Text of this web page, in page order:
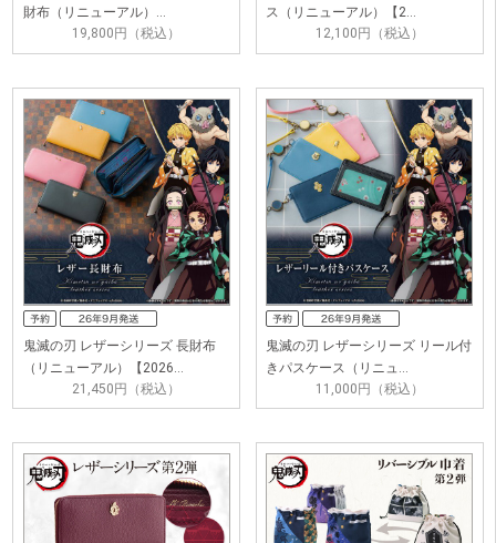
財布（リニューアル）…
19,800円（税込）
ス（リニューアル）【2…
12,100円（税込）
鬼滅の刃 レザーシリーズ 長財布
（リニューアル）【2026…
21,450円（税込）
鬼滅の刃 レザーシリーズ リール付
きパスケース（リニュ…
11,000円（税込）